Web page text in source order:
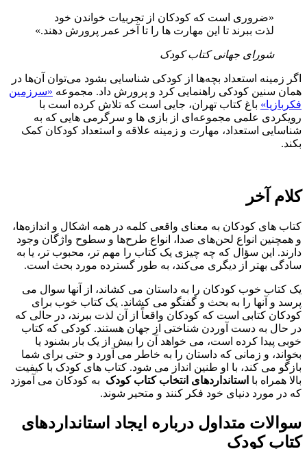
«ضروری است که کودکان از تجربیات خواندن خود
لذت ببرند تا این مهارت ها را تا آخر عمر پرورش دهند.»
شورای جهانی کتاب کودک
زمینه استعداد بچه‌ها از کودکی شناسایی بشود می‌توان آن‌ها در
سنین کودکی راهنمایی کرد و پرورش داد. مجموعه«سرزمین
باغ کتاب تهران، جایی است که تلاش کرده است با
علمی مجموعه‌ای از بازی‌ ها و سرگرمی‌ هایی که به
استعداد، مهارت و زمینه علاقه و استعداد کودکان کمک
آخر
های کودکان به معنای واقعی کلمه در همه اشکال و اندازه‌ها،
همچنین انواع لحن‌های صدا، انواع طرح‌ها و سطوح واژگان وجود
این سؤال که چه چیزی یک کتاب را مهم‌ تر، محبوب ‌تر، یا به
بهتر از دیگری می‌کند، به طور گسترده مورد بحث است.
کتاب خوب کودکان را به داستان می کشاند، از آنها سوال می
و آنها را به بحث و گفتگو می کشاند. یک کتاب خوب برای
کتابی است که کودکان واقعاً از آن لذت ببرند، در حالی که
حال به دست آوردن شناختی از جهان هستند. کودکی که کتاب
پیدا کرده است، می خواهد آن را بیش از یک بار بشنود یا
و زمانی که داستان را به خاطر می آورد و حتی برای شما
می کند، با او طنین انداز می شود. کتاب های کودک با کیفیت
همراه با استانداردهای انتخاب کتاب کودکبه کودکان می آموزد
در مورد دنیای خود فکر کنند و متحیر شوند.
متداول درباره ایجاد استانداردهای
کودک